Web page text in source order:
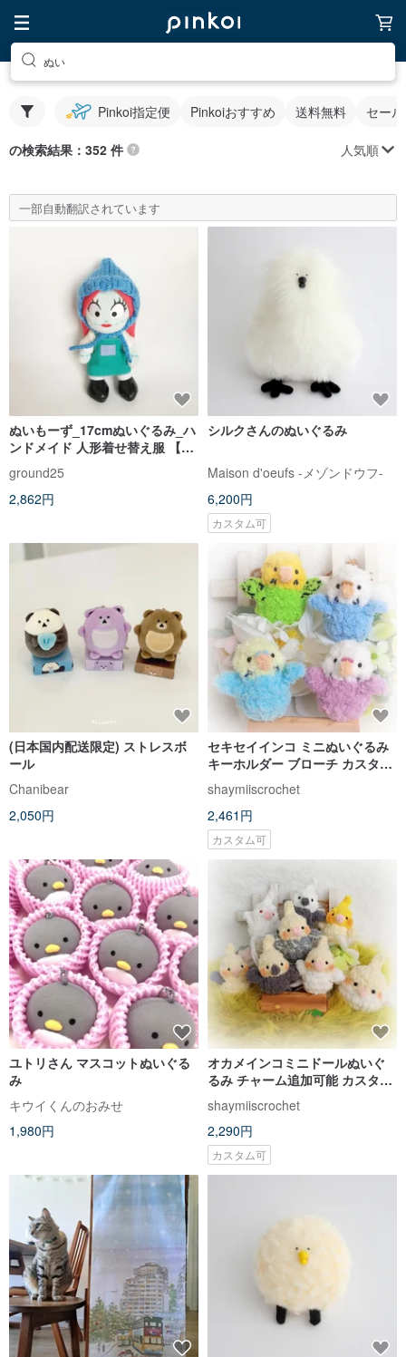
ぬい
Pinkoi指定便 Pinkoiおすすめ 送料無料 セー
の検索結果：352 件 人気順
一部自動翻訳されています
ぬいもーず_17cmぬいぐるみ_ハ
ンドメイド 人形着せ替え服 【毛
糸帽子】
ground25
2,862円
シルクさんのぬいぐるみ
Maison d'oeufs -メゾンドウフ-
6,200円
カスタム可
(日本国内配送限定) ストレスボ
ール
Chanibear
2,050円
セキセイインコ ミニぬいぐるみ
キーホルダー ブローチ カスタム
カラー変更可能 手編みかぎ針編
み
shaymiiscrochet
2,461円
カスタム可
ユトリさん マスコットぬいぐる
み
キウイくんのおみせ
1,980円
オカメインコミニドールぬいぐ
るみ チャーム追加可能 カスタム
カラー変更可能 手編み小物 鳥
shaymiiscrochet
2,290円
カスタム可